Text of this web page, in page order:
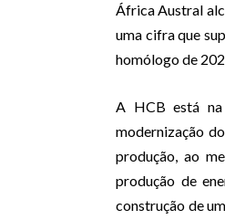
África Austral
uma cifra que
homólogo de
A HCB está na
modernização
produção, ao
produção de
construção de